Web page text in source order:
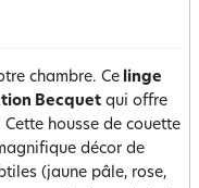
chambre. Ce linge
Becquet qui offre
housse de couette
décor de
(jaune pâle, rose,